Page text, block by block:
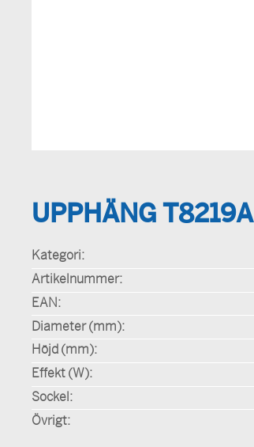
UPPHÄNG T8219A
Kategori:
Artikelnummer:
EAN:
Diameter (mm):
Höjd (mm):
Effekt (W):
Sockel:
Övrigt: